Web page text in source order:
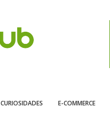
CURIOSIDADES E-COMMERCE